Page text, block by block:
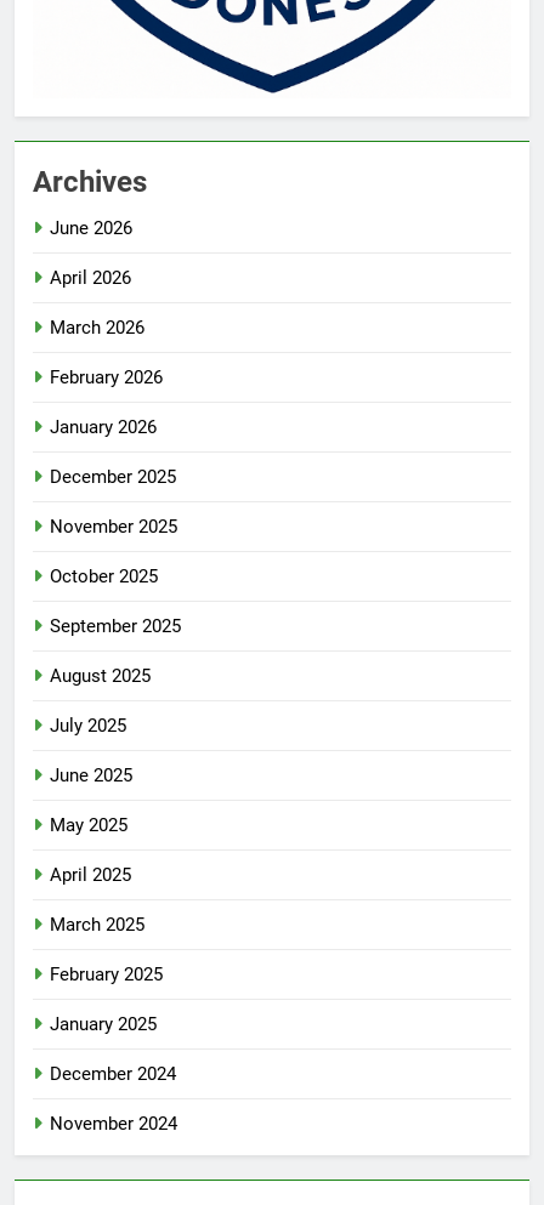
Archives
June 2026
April 2026
March 2026
February 2026
January 2026
December 2025
November 2025
October 2025
September 2025
August 2025
July 2025
June 2025
May 2025
April 2025
March 2025
February 2025
January 2025
December 2024
November 2024